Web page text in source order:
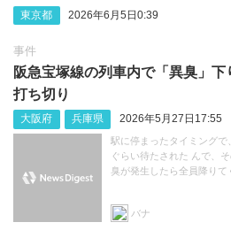
東京都 2026年6月5日0:39
事件
阪急宝塚線の列車内で「異臭」
打ち切り
大阪府 兵庫県 2026年5月27日17:55
駅に停まったタイミング
ぐらい待たされた んで、
臭が発生したら全員降りて
バナ